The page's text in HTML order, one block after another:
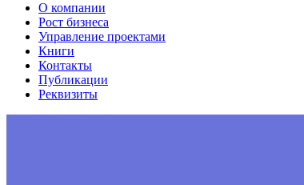
О компании
Рост бизнеса
Управление проектами
Книги
Контакты
Публикации
Реквизиты